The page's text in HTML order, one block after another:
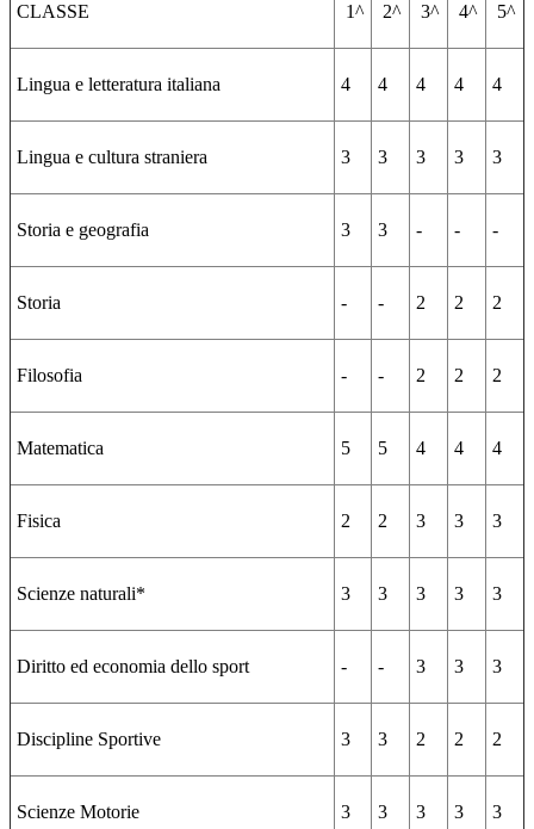
CLASSE 1^ 2^ 3^ 4^ 5^
Lingua e letteratura italiana 4 4 4 4 4
Lingua e cultura straniera 3 3 3 3 3
Storia e geografia 3 3 - - -
Storia - - 2 2 2
Filosofia - - 2 2 2
Matematica 5 5 4 4 4
Fisica 2 2 3 3 3
Scienze naturali* 3 3 3 3 3
Diritto ed economia dello sport - - 3 3 3
Discipline Sportive 3 3 2 2 2
Scienze Motorie 3 3 3 3 3